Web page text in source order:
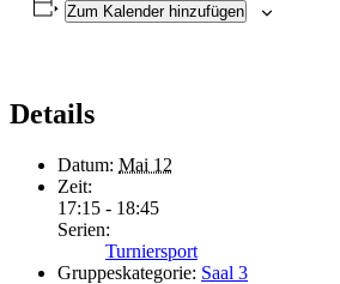
Zum Kalender hinzufügen
Details
Datum: Mai 12
Zeit:
17:15 - 18:45
Serien:
Turniersport
Gruppeskategorie: Saal 3